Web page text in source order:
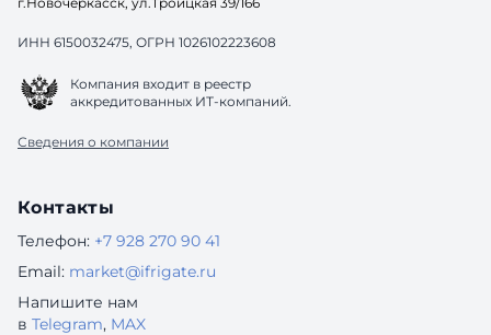
ИНН 6150032475, ОГРН 1026102223608
Компания входит в реестр
аккредитованных ИТ-компаний.
Сведения о компании
Контакты
Телефон: +7 928 270 90 41
Email: market@ifrigate.ru
Напишите нам
в Telegram, MAX